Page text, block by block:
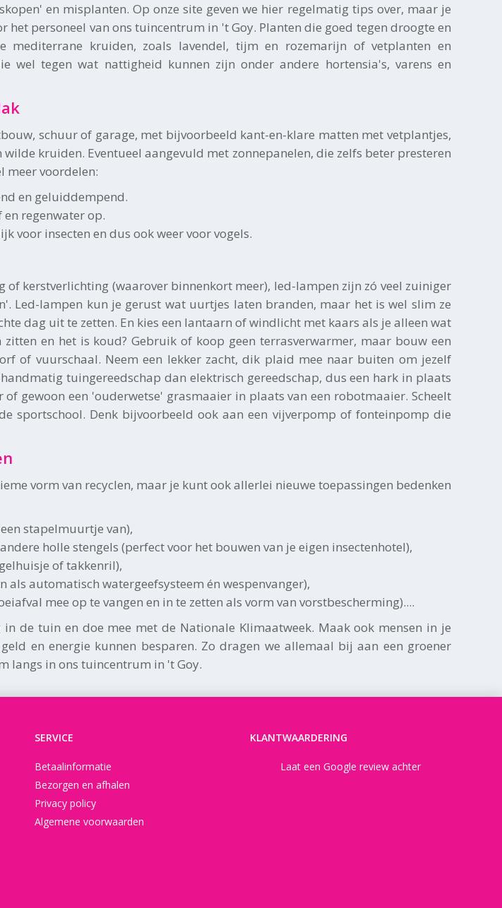
en misplanten. Op onze site geven we hier regelmatig tips over, maar je
het personeel van ons tuincentrum in 't Goy. Planten die goed tegen droogte en
mediterrane kruiden, zoals lavendel, tijm en rozemarijn of vetplanten en
wel tegen wat nattigheid kunnen zijn onder andere hortensia's, varens en
schuur of garage, met bijvoorbeeld kant-en-klare matten met vetplantjes,
wilde kruiden. Eventueel aangevuld met zonnepanelen, die zelfs beter presteren
meer voordelen:
en geluiddempend.
regenwater op.
voor insecten en dus ook weer voor vogels.
kerstverlichting (waarover binnenkort meer), led-lampen zijn zó veel zuiniger
Led-lampen kun je gerust wat uurtjes laten branden, maar het is wel slim ze
dag uit te zetten. En kies een lantaarn of windlicht met kaars als je alleen wat
en het is koud? Gebruik of koop geen terrasverwarmer, maar bouw een
of vuurschaal. Neem een lekker zacht, dik plaid mee naar buiten om jezelf
tuingereedschap dan elektrisch gereedschap, dus een hark in plaats
gewoon een 'ouderwetse' grasmaaier in plaats van een robotmaaier. Scheelt
sportschool. Denk bijvoorbeeld ook aan een vijverpomp of fonteinpomp die
vorm van recyclen, maar je kunt ook allerlei nieuwe toepassingen bedenken
stapelmuurtje van),
holle stengels (perfect voor het bouwen van je eigen insectenhotel),
of takkenril),
als automatisch watergeefsysteem én wespenvanger),
mee op te vangen en in te zetten als vorm van vorstbescherming)....
de tuin en doe mee met de Nationale Klimaatweek. Maak ook mensen in je
en energie kunnen besparen. Zo dragen we allemaal bij aan een groener
langs in ons tuincentrum in 't Goy.
SERVICE
Betaalinformatie
Bezorgen en afhalen
Privacy policy
Algemene voorwaarden
KLANTWAARDERING
Laat een Google review achter